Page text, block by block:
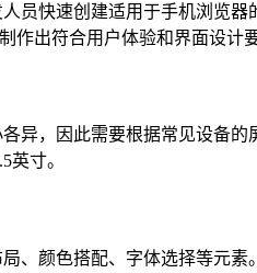
员快速创建适用于手机浏览
作出符合用户体验和界面设计
异，因此需要根据常见设备
英寸。
、颜色搭配、字体选择等元